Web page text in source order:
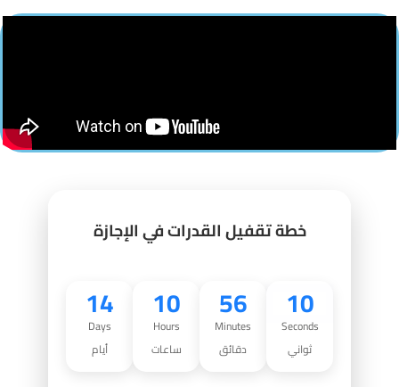
خطة تقفيل القدرات في الإجازة
14
Days
أيام
10
Hours
ساعات
56
Minutes
دقائق
09
Seconds
ثواني